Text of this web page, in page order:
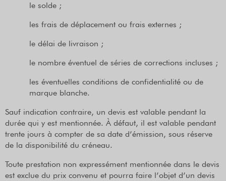
le solde ;
les frais de déplacement ou frais externes ;
le délai de livraison ;
le nombre éventuel de séries de corrections incluses ;
les éventuelles conditions de confidentialité ou de
marque blanche.
Sauf indication contraire, un devis est valable pendant la
durée qui y est mentionnée. À défaut, il est valable pendant
trente jours à compter de sa date d’émission, sous réserve
de la disponibilité du créneau.
Toute prestation non expressément mentionnée dans le devis
est exclue du prix convenu et pourra faire l’objet d’un devis